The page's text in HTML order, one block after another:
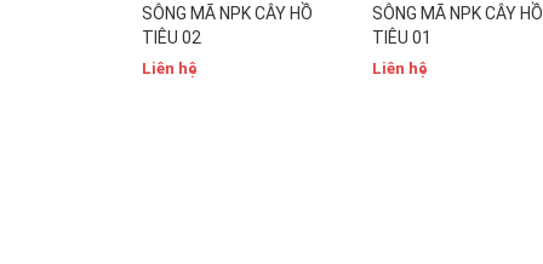
SÔNG MÃ NPK CÂY HỒ
TIÊU 02
Liên hệ
SÔNG MÃ NPK CÂY HỒ
TIÊU 01
Liên hệ